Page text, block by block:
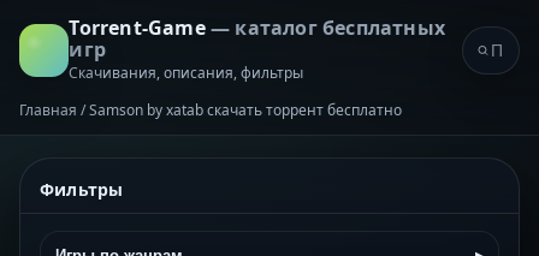
Torrent-Game— каталог бесплатных
игр
Скачивания, описания, фильтры
Главная /Samson by xatab скачать торрент бесплатно
Фильтры